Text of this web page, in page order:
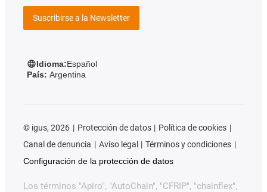
Suscribirse a la Newsletter
Idioma:Español
País: Argentina
© igus, 2026 Protección de datos
Política de cookies
Canal de denuncia
Aviso legal
Términos y condiciones
Configuración de la protección de datos
Los términos "Apiro", "AutoChain", "CFRIP", "chainflex",